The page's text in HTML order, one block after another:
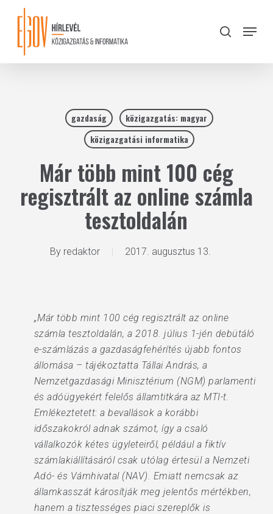
content
search
Menu
gazdaság
közigazgatás: magyar
közigazgatási informatika
Már több mint 100 cég
regisztrált az online számla
tesztoldalán
By redaktor 2017. augusztus 13.
„Már több mint 100 cég regisztrált az online
számla tesztoldalán, a 2018. július 1-jén debütáló
e-számlázás a gazdaságfehérítés újabb fontos
állomása – tájékoztatta Tállai András, a
Nemzetgazdasági Minisztérium (NGM) parlamenti
és adóügyekért felelős államtitkára az MTI-t.
Emlékeztetett: a bevallások a korábbi
időszakokról adnak számot, így a csaló
vállalkozók kétes ügyleteiről, például a fiktív
számlakiállításáról csak utólag értesül a Nemzeti
Adó- és Vámhivatal (NAV). Emiatt nemcsak az
államkasszát károsítják meg jelentős mértékben,
hanem a tisztességes piaci szereplők is
Close